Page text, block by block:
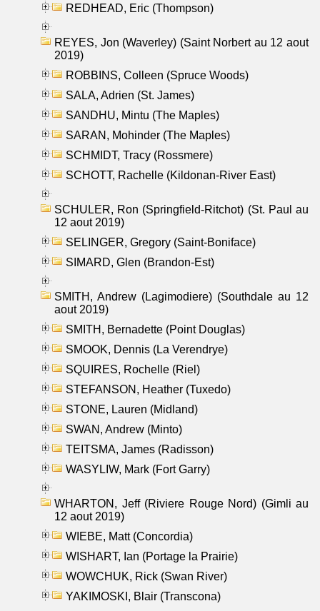
REDHEAD, Eric (Thompson)
REYES, Jon (Waverley) (Saint Norbert au 12 aout
2019)
ROBBINS, Colleen (Spruce Woods)
SALA, Adrien (St. James)
SANDHU, Mintu (The Maples)
SARAN, Mohinder (The Maples)
SCHMIDT, Tracy (Rossmere)
SCHOTT, Rachelle (Kildonan-River East)
SCHULER, Ron (Springfield-Ritchot) (St. Paul au
12 aout 2019)
SELINGER, Gregory (Saint-Boniface)
SIMARD, Glen (Brandon-Est)
SMITH, Andrew (Lagimodiere) (Southdale au 12
aout 2019)
SMITH, Bernadette (Point Douglas)
SMOOK, Dennis (La Verendrye)
SQUIRES, Rochelle (Riel)
STEFANSON, Heather (Tuxedo)
STONE, Lauren (Midland)
SWAN, Andrew (Minto)
TEITSMA, James (Radisson)
WASYLIW, Mark (Fort Garry)
WHARTON, Jeff (Riviere Rouge Nord) (Gimli au
12 aout 2019)
WIEBE, Matt (Concordia)
WISHART, Ian (Portage la Prairie)
WOWCHUK, Rick (Swan River)
YAKIMOSKI, Blair (Transcona)